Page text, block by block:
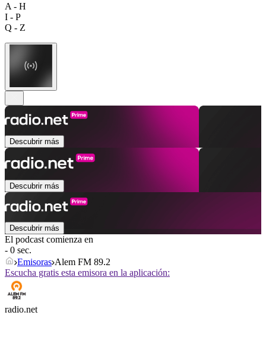
A - H
I - P
Q - Z
Descubrir más
Descubrir más
Descubrir más
El podcast comienza en
- 0 sec.
Emisoras Alem FM 89.2
Escucha gratis esta emisora en la aplicación:
radio.net